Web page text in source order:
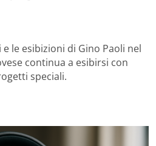
le esibizioni di Gino Paoli nel
continua a esibirsi con
speciali.